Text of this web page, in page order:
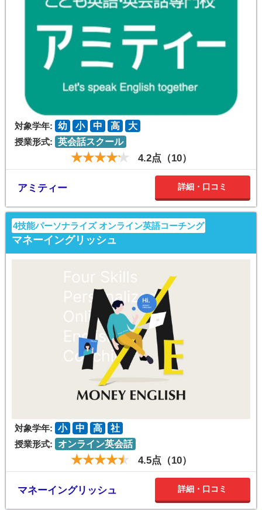
対象学年: 幼 小 中 高
大
授業形式: 英会話スクール
4.2点（10）
アミティー 詳細・口コミ
4技能パーソナライズ オンライン英語コーチング
マネーイングリッシュ
対象学年: 小 中 高
社
授業形式:
オンライン英会話
4.5点（10）
マネーイングリッシュ 詳細・口コミ